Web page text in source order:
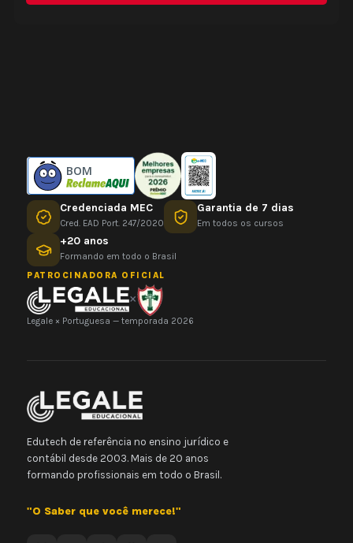
BOM
Credenciada MEC
Cred. EAD Port. 247/2020
Garantia de 7 dias
Em todos os cursos
+20 anos
Formando em todo o Brasil
PATROCINADORA OFICIAL
×
Legale × Portuguesa — temporada 2026
Edutech de referência no ensino jurídico e
contábil desde 2003. Mais de 20 anos
formando profissionais em todo o Brasil.
"O Saber que você merece!"